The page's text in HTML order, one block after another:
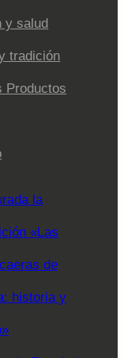
y salud
tradición
Productos
la
«Las
de
historia y